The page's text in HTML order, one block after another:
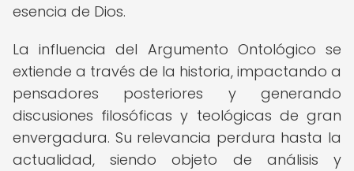
esencia de Dios.
La influencia del Argumento Ontológico se
extiende a través de la historia, impactando a
pensadores posteriores y generando
discusiones filosóficas y teológicas de gran
envergadura. Su relevancia perdura hasta la
actualidad, siendo objeto de análisis y